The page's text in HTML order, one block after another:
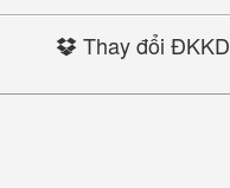
Thay đổi ĐKKD